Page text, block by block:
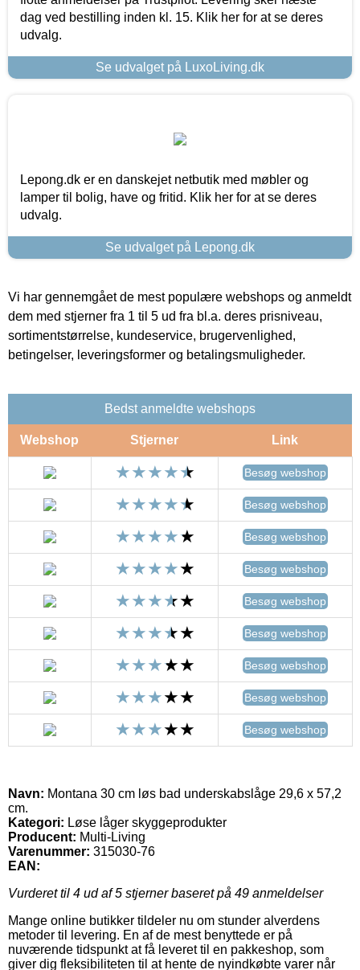
dag ved bestilling inden kl. 15. Klik her for at se deres
udvalg.
Se udvalget på LuxoLiving.dk
Lepong.dk er en danskejet netbutik med møbler og
lamper til bolig, have og fritid. Klik her for at se deres
udvalg.
Se udvalget på Lepong.dk
Vi har gennemgået de mest populære webshops og anmeldt
dem med stjerner fra 1 til 5 ud fra bl.a. deres prisniveau,
sortimentstørrelse, kundeservice, brugervenlighed,
betingelser, leveringsformer og betalingsmuligheder.
Bedst anmeldte webshops
Webshop Stjerner Link
Besøg webshop
Besøg webshop
Besøg webshop
Besøg webshop
Besøg webshop
Besøg webshop
Besøg webshop
Besøg webshop
Besøg webshop
Navn: Montana 30 cm løs bad underskabslåge 29,6 x 57,2
cm.
Kategori: Løse låger skyggeprodukter
Producent: Multi-Living
Varenummer: 315030-76
EAN:
Vurderet til 4 ud af 5 stjerner baseret på 49 anmeldelser
Mange online butikker tildeler nu om stunder alverdens
metoder til levering. En af de mest benyttede er på
nuværende tidspunkt at få leveret til en pakkeshop, som
giver dig fleksibiliteten til at hente de nyindkøbte varer når